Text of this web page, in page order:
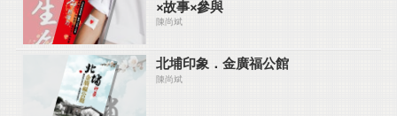
×故事×參與
陳尚斌
北埔印象．金廣福公館
陳尚斌